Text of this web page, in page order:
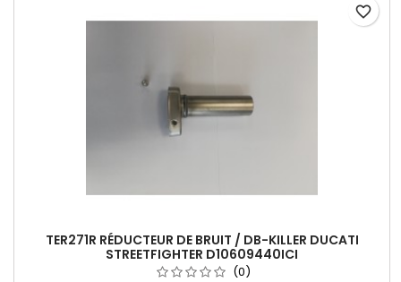
TER271R RÉDUCTEUR DE BRUIT / DB-KILLER DUCATI
STREETFIGHTER D10609440ICI
(0)
favorite_border